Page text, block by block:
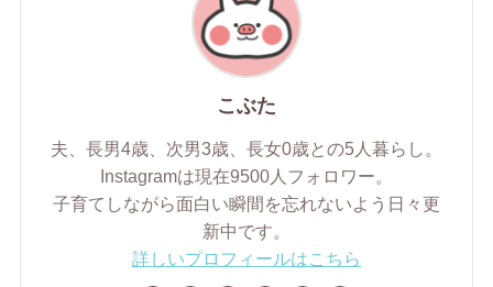
こぶた
夫、長男4歳、次男3歳、長女0歳との5人暮らし。
Instagramは現在9500人フォロワー。
子育てしながら面白い瞬間を忘れないよう日々更
新中です。
詳しいプロフィールはこちら